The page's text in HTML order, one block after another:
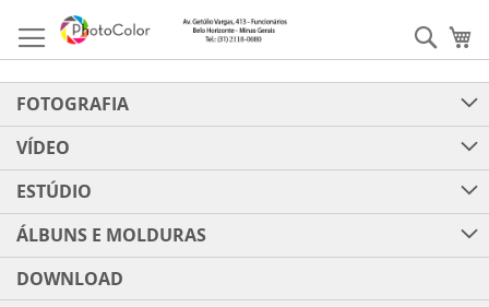
para
o
FOTOGRAFIA
VÍDEO
ESTÚDIO
ÁLBUNS E MOLDURAS
DOWNLOAD